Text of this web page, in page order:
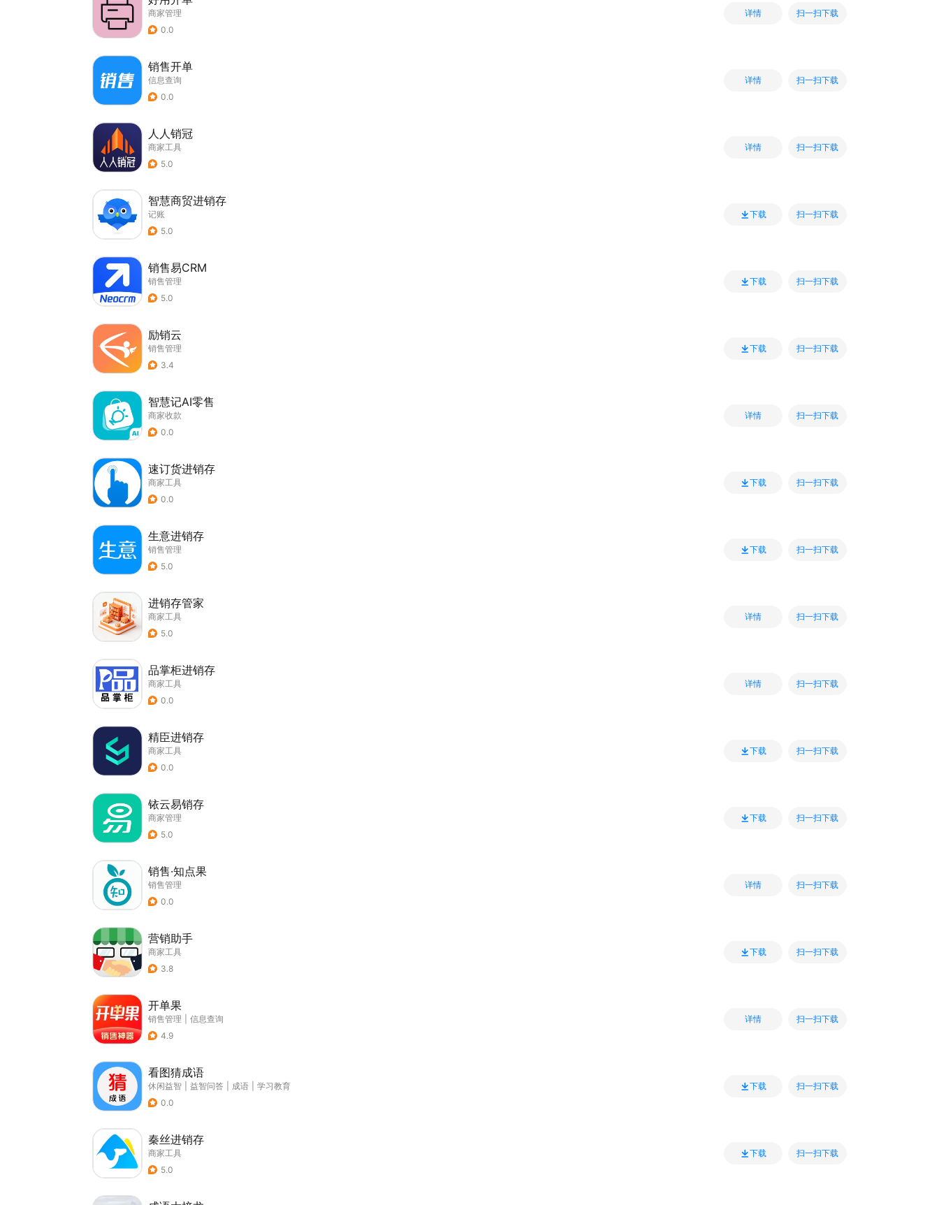
商家管理
0.0
详情 扫一扫下载
销售开单
信息查询
0.0
详情 扫一扫下载
人人销冠
商家工具
5.0
详情 扫一扫下载
智慧商贸进销存
记账
5.0
下载 扫一扫下载
销售易CRM
销售管理
5.0
下载 扫一扫下载
励销云
销售管理
3.4
下载 扫一扫下载
智慧记AI零售
商家收款
0.0
详情 扫一扫下载
速订货进销存
商家工具
0.0
下载 扫一扫下载
生意进销存
销售管理
5.0
下载 扫一扫下载
进销存管家
商家工具
5.0
详情 扫一扫下载
品掌柜进销存
商家工具
0.0
详情 扫一扫下载
精臣进销存
商家工具
0.0
下载 扫一扫下载
铱云易销存
商家管理
5.0
下载 扫一扫下载
销售·知点果
销售管理
0.0
详情 扫一扫下载
营销助手
商家工具
3.8
下载 扫一扫下载
开单果
销售管理
信息查询
4.9
详情 扫一扫下载
看图猜成语
休闲益智 益智问答 成语
学习教育
0.0
下载 扫一扫下载
秦丝进销存
商家工具
5.0
下载 扫一扫下载